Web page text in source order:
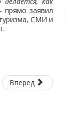
прямо заявил
СМИ и
Вперед